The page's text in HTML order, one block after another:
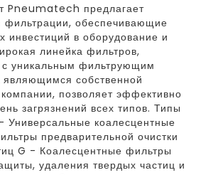
Pneumatech предлагает
фильтрации, обеспечивающие
инвестиций в оборудование и
линейка фильтров,
уникальным фильтрующим
собственной
компании, позволяет эффективно
загрязнений всех типов. Типы
Универсальные коалесцентные
предварительной очистки
G - Коалесцентные фильтры
удаления твердых частиц и